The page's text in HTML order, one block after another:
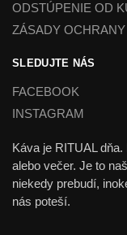
ODSTÚPENIE OD
ZÁSADY
SLEDUJTE NÁS
FACEBOOK
INSTAGRAM
Káva je RITUAL
alebo večer. Je to
niekedy prebudí,
nás poteší.